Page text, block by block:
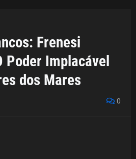
Frenesi
Implacável
dos Mares
0